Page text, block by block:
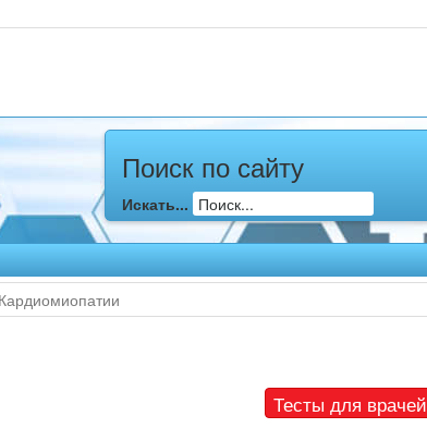
Поиск по сайту
Искать...
Кардиомиопатии
Тесты для врачей